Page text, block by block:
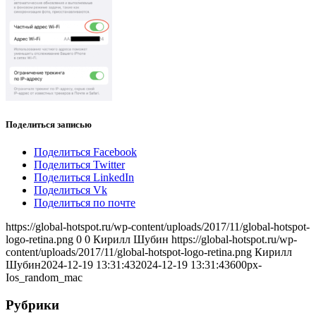
Поделиться записью
Поделиться Facebook
Поделиться Twitter
Поделиться LinkedIn
Поделиться Vk
Поделиться по почте
https://global-hotspot.ru/wp-content/uploads/2017/11/global-hotspot-
logo-retina.png 0 0 Кирилл Шубин https://global-hotspot.ru/wp-
content/uploads/2017/11/global-hotspot-logo-retina.png Кирилл
Шубин2024-12-19 13:31:432024-12-19 13:31:43600px-
Ios_random_mac
Рубрики